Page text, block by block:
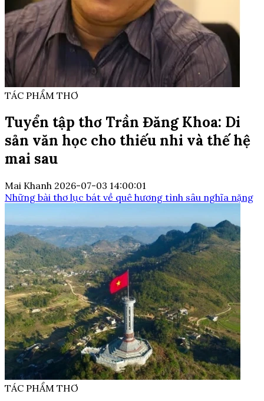
TÁC PHẨM THƠ
Tuyển tập thơ Trần Đăng Khoa: Di
sản văn học cho thiếu nhi và thế hệ
mai sau
Mai Khanh 2026-07-03 14:00:01
Những bài thơ lục bát về quê hương tình sâu nghĩa nặng
TÁC PHẨM THƠ